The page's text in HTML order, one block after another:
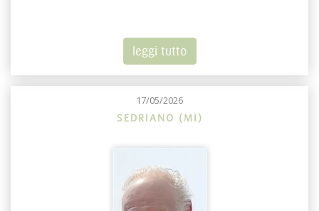
leggi tutto
17/05/2026
SEDRIANO (MI)